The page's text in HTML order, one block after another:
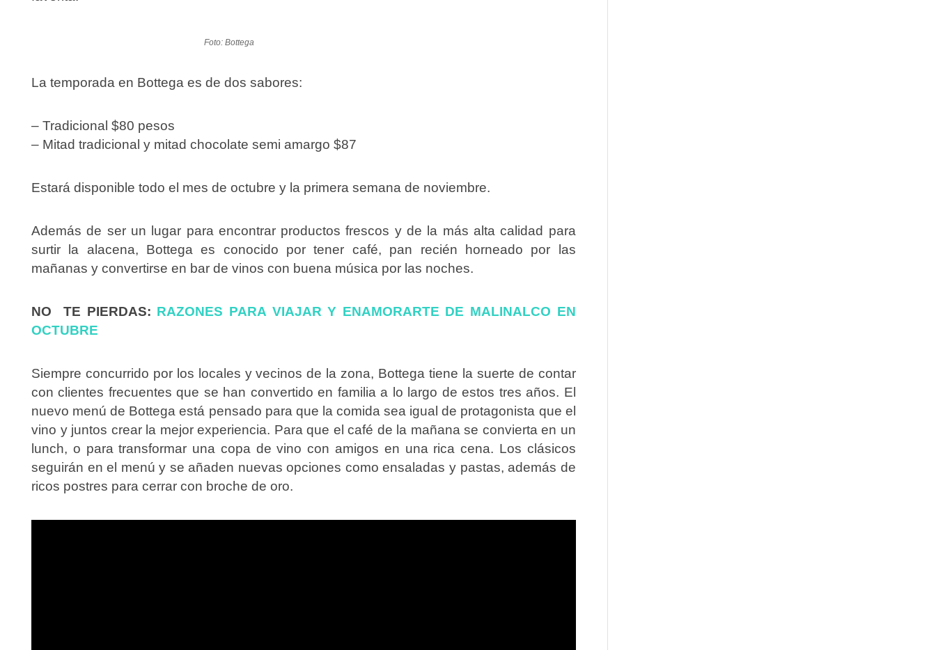
Foto: Bottega
La temporada en Bottega es de dos sabores:
– Tradicional $80 pesos
– Mitad tradicional y mitad chocolate semi amargo $87
Estará disponible todo el mes de octubre y la primera semana de noviembre.
Además de ser un lugar para encontrar productos frescos y de la más alta calidad para
surtir la alacena, Bottega es conocido por tener café, pan recién horneado por las
mañanas y convertirse en bar de vinos con buena música por las noches.
NO TE PIERDAS: RAZONES PARA VIAJAR Y ENAMORARTE DE MALINALCO EN
OCTUBRE
Siempre concurrido por los locales y vecinos de la zona, Bottega tiene la suerte de contar
con clientes frecuentes que se han convertido en familia a lo largo de estos tres años. El
nuevo menú de Bottega está pensado para que la comida sea igual de protagonista que el
vino y juntos crear la mejor experiencia. Para que el café de la mañana se convierta en un
lunch, o para transformar una copa de vino con amigos en una rica cena. Los clásicos
seguirán en el menú y se añaden nuevas opciones como ensaladas y pastas, además de
ricos postres para cerrar con broche de oro.